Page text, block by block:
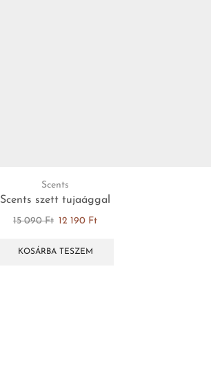
Scents
Scents szett tujaággal
15 090Ft 12 190 Ft
KOSÁRBA TESZEM